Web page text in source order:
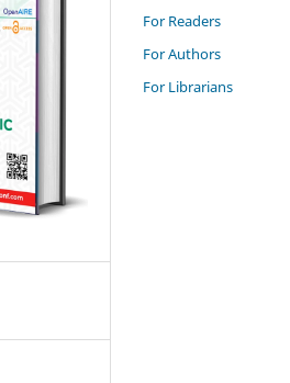
For Readers
For Authors
For Librarians